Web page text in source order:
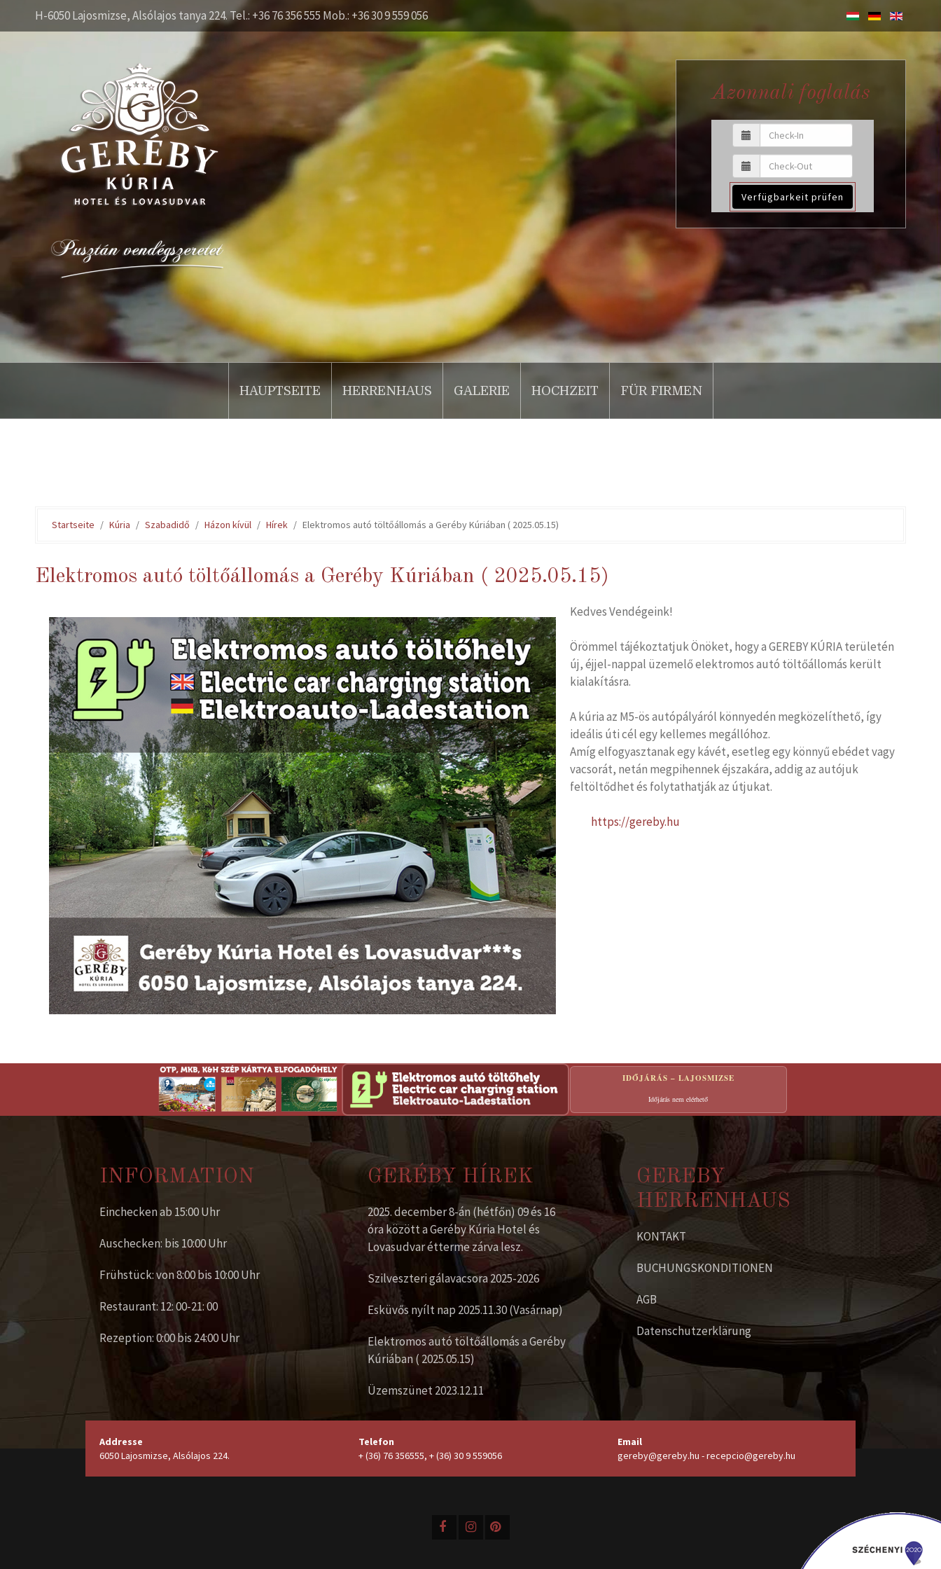
H-6050 Lajosmizse, Alsólajos tanya 224. Tel.: +36 76 356 555 Mob.: +36 30 9 559 056
Azonnali foglalás
Verfügbarkeit prüfen
HAUPTSEITE HERRENHAUS GALERIE HOCHZEIT FÜR FIRMEN
Startseite Kúria Szabadidő Házon kívül Hírek Elektromos autó töltőállomás a Geréby Kúriában ( 2025.05.15)
Elektromos autó töltőállomás a Geréby Kúriában ( 2025.05.15)
Kedves Vendégeink!
Örömmel tájékoztatjuk Önöket, hogy a GEREBY KÚRIA területén
új, éjjel-nappal üzemelő elektromos autó töltőállomás került
kialakításra.
A kúria az M5-ös autópályáról könnyedén megközelíthető, így
ideális úti cél egy kellemes megállóhoz.
Amíg elfogyasztanak egy kávét, esetleg egy könnyű ebédet vagy
vacsorát, netán megpihennek éjszakára, addig az autójuk
feltöltődhet és folytathatják az útjukat.
https://gereby.hu
IDŐJÁRÁS – LAJOSMIZSE
Időjárás nem elérhető
INFORMATION
Einchecken ab 15:00 Uhr
Auschecken: bis 10:00 Uhr
Frühstück: von 8:00 bis 10:00 Uhr
Restaurant: 12: 00-21: 00
Rezeption: 0:00 bis 24:00 Uhr
GERÉBY HÍREK
2025. december 8-án (hétfőn) 09 és 16
óra között a Geréby Kúria Hotel és
Lovasudvar étterme zárva lesz.
Szilveszteri gálavacsora 2025-2026
Esküvős nyílt nap 2025.11.30 (Vasárnap)
Elektromos autó töltőállomás a Geréby
Kúriában ( 2025.05.15)
Üzemszünet 2023.12.11
GEREBY
HERRENHAUS
KONTAKT
BUCHUNGSKONDITIONEN
AGB
Datenschutzerklärung
Addresse
6050 Lajosmizse, Alsólajos 224.
Telefon
+ (36) 76 356555, + (36) 30 9 559056
Email
gereby@gereby.hu - recepcio@gereby.hu